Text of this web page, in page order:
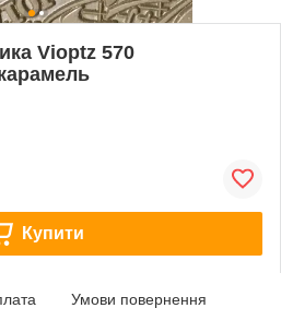
Vioptz 570
Купити
Умови повернення